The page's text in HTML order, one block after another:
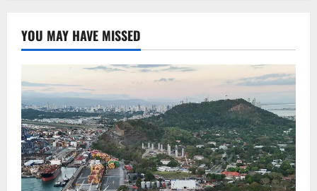
YOU MAY HAVE MISSED